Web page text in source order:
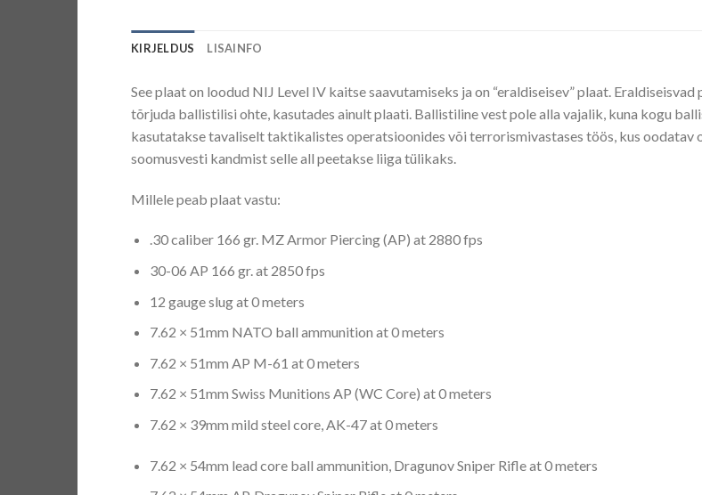
KIRJELDUS LISAINFO
See plaat on loodud NIJ Level IV kaitse saavutamiseks ja on “eraldiseisev” plaat.
tõrjuda ballistilisi ohte, kasutades ainult plaati. Ballistiline vest pole alla vajalik, kuna kogu
kasutatakse tavaliselt taktikalistes operatsioonides või terrorismivastases töös, kus oodatav
soomusvesti kandmist selle all peetakse liiga tülikaks.
Millele peab plaat vastu:
.30 caliber 166 gr. MZ Armor Piercing (AP) at 2880 fps
30-06 AP 166 gr. at 2850 fps
12 gauge slug at 0 meters
7.62 × 51mm NATO ball ammunition at 0 meters
7.62 × 51mm AP M-61 at 0 meters
7.62 × 51mm Swiss Munitions AP (WC Core) at 0 meters
7.62 × 39mm mild steel core, AK-47 at 0 meters
7.62 × 54mm lead core ball ammunition, Dragunov Sniper Rifle at 0 meters